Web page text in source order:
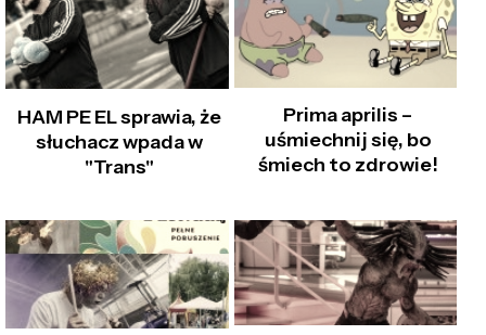
HAM PE EL sprawia, że
słuchacz wpada w
"Trans"
Prima aprilis –
uśmiechnij się, bo
śmiech to zdrowie!